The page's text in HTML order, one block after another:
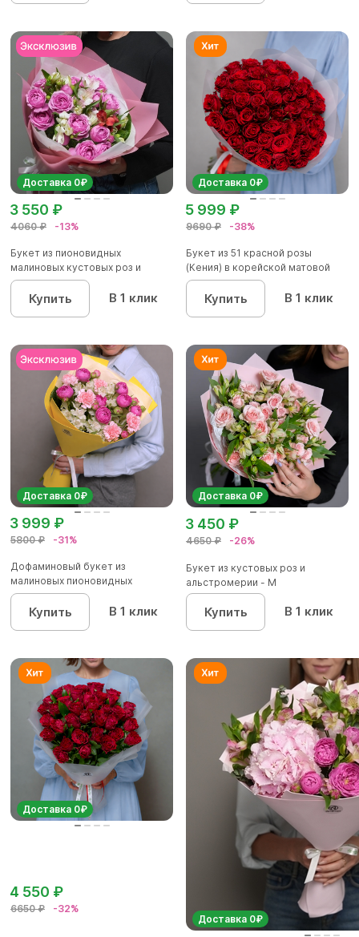
Доставка 0₽
4060 ₽ -13%
3 550 ₽
Букет из пионовидных
малиновых кустовых роз и
альстроме...
Купить В 1 клик
Доставка 0₽
9690 ₽ -38%
5 999 ₽
Букет из 51 красной розы
(Кения) в корейской матовой
уп...
Купить В 1 клик
Доставка 0₽
5800 ₽ -31%
3 999 ₽
Дофаминовый букет из
малиновых пионовидных
кустовых роз...
Купить В 1 клик
Доставка 0₽
4650 ₽ -26%
3 450 ₽
Букет из кустовых роз и
альстромерии - М
Купить В 1 клик
Доставка 0₽
6650 ₽ -32%
4 550 ₽
Доставка 0₽